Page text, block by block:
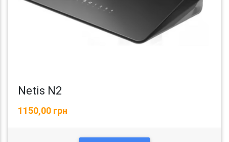
Netis N2
1150,00 грн